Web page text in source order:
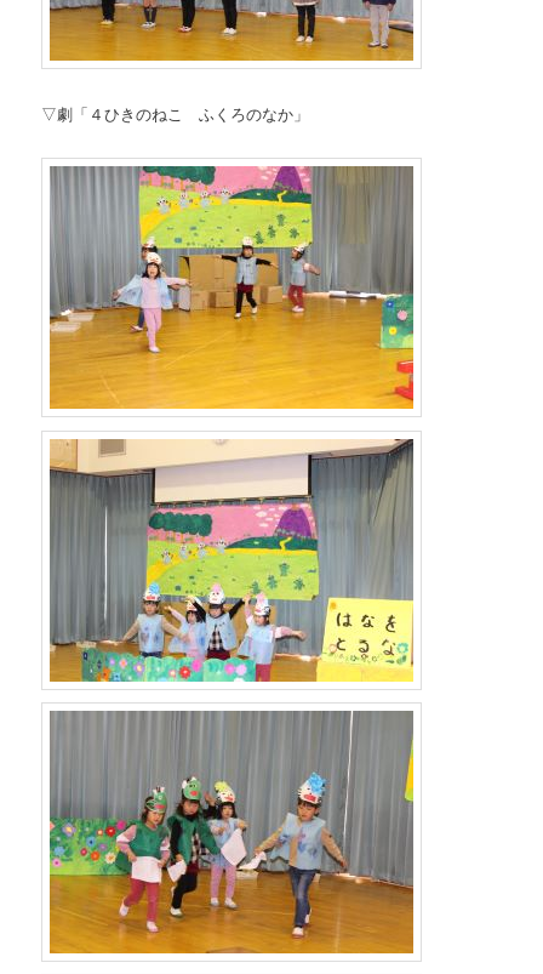
▽劇「４ひきのねこ ふくろのなか」